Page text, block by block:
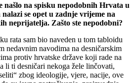
našlo na spisku nepodobnih Hrvata u
se opet u zadnje vrijeme na
neprijatelja. Zašto ste nepodobni?
rata sam bio naveden u tom tabloidu
nedavnim navodima na desničarskim
protiv hrvatske države koji rade na
li ti desničari nekoga žele linčovati,
zbog ideologije, vjere, nacije, ove